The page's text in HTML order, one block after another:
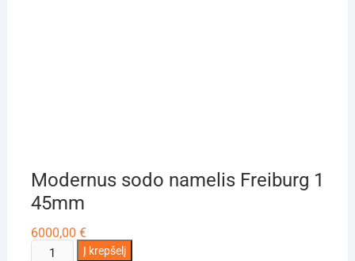
Modernus sodo namelis Freiburg 1
45mm
6000,00 €
produkto
Į krepšelį